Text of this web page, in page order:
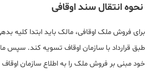
نحوه انتقال سند اوقافی
برای فروش ملک اوقافی، مالک باید ابتدا کلیه
طبق قرارداد با سازمان اوقاف تسویه کند. سپس
خود مبنی بر فروش ملک را به اطلاع سازمان